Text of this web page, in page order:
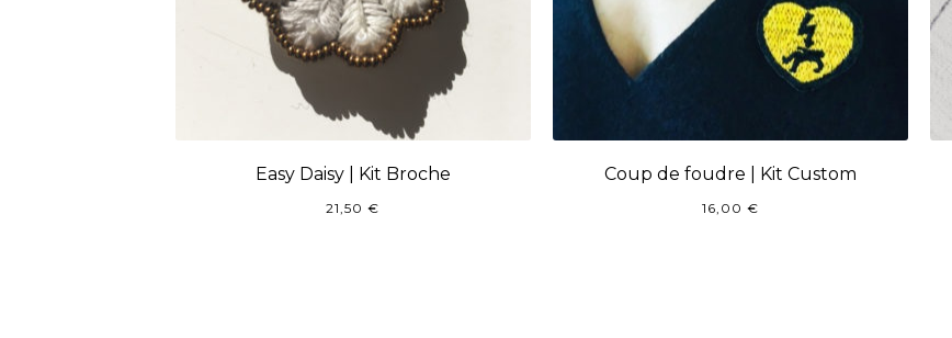
Easy Daisy | Kit Broche
21,50€
Coup de foudre | Kit Custom
16,00 €